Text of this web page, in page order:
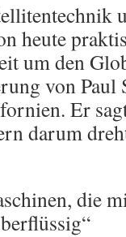
heute
um den
von
Er
darum
die